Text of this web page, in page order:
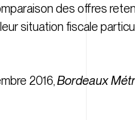
des offres
situation fiscale
2016,Bordeaux